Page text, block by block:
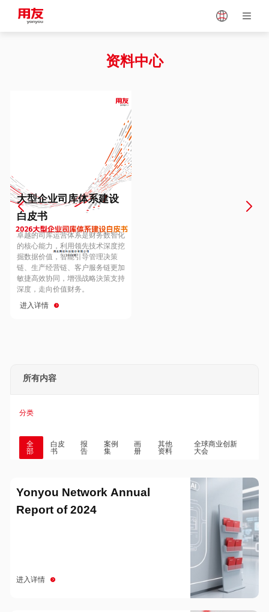
Vietnam
Europe
Hungary
Hong Kong
资料中心
大型企业司库体系建设
白皮书
卓越的司库运营体系是财务数智化
的核心能力，利用领先技术深度挖
掘数据价值，智能引导管理决策
链、生产经营链、客户服务链更加
敏捷高效协同，增强战略決策支持
深度，走向价值财务。
进入详情
所有内容
分类
全
部
白皮
书
报
告
案例
集
画
册
其他
资料
全球商业创新
大会
Yonyou Network Annual
Report of 2024
进入详情